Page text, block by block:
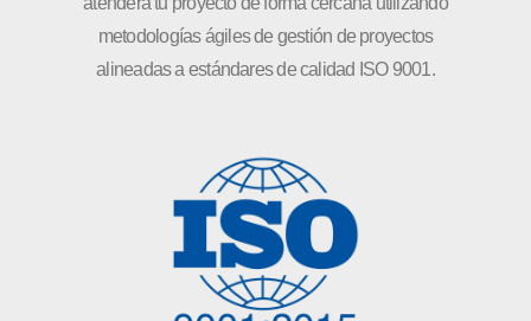
metodologías ágiles de gestión de proyectos
alineadas a estándares de calidad ISO 9001.